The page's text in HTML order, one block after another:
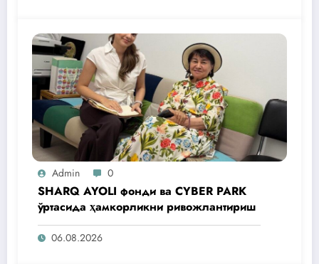
Admin 0
SHARQ AYOLI фонди ва CYBER PARK
ўртасида ҳамкорликни ривожлантириш
06.08.2026